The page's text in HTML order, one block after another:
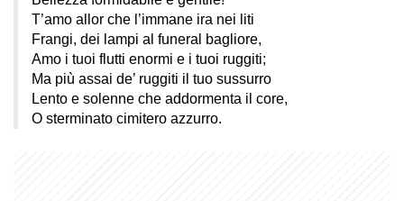
T’amo allor che l’immane ira nei liti
Frangi, dei lampi al funeral bagliore,
Amo i tuoi flutti enormi e i tuoi ruggiti;
Ma più assai de’ ruggiti il tuo sussurro
Lento e solenne che addormenta il core,
O sterminato cimitero azzurro.